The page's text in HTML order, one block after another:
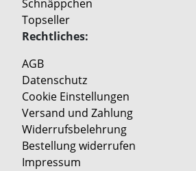
Schnäppchen
Topseller
Rechtliches:
AGB
Datenschutz
Cookie Einstellungen
Versand und Zahlung
Widerrufsbelehrung
Bestellung widerrufen
Impressum